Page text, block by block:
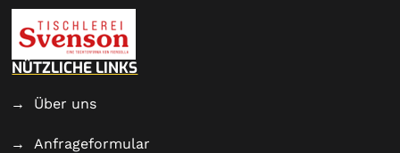
NÜTZLICHE LINKS
Über uns
Anfrageformular